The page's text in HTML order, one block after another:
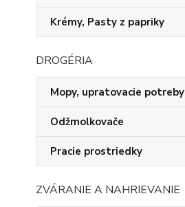
Krémy, Pasty z papriky
DROGÉRIA
Mopy, upratovacie potreby
Odžmolkovače
Pracie prostriedky
ZVÁRANIE A NAHRIEVANIE